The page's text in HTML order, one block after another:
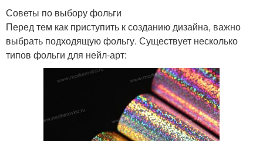
Советы по выбору фольги
Перед тем как приступить к созданию дизайна, важно
выбрать подходящую фольгу. Существует несколько
типов фольги для нейл-арт: